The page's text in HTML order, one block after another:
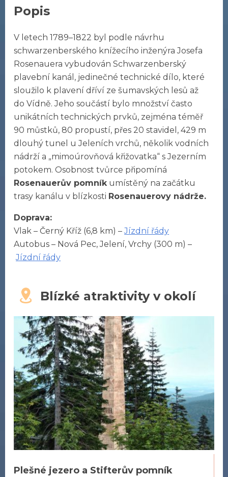
Popis
V letech 1789–1822 byl podle návrhu
schwarzenberského knížecího inženýra Josefa
Rosenauera vybudován Schwarzenberský
plavební kanál, jedinečné technické dílo, které
sloužilo k plavení dříví ze šumavských lesů až
do Vídně. Jeho součástí bylo množství často
unikátních technických prvků, zejména téměř
90 můstků, 80 propustí, přes 20 stavidel, 429 m
dlouhý tunel u Jeleních vrchů, několik vodních
nádrží a „mimoúrovňová křižovatka“ s Jezerním
potokem. Osobnost tvůrce připomíná
Rosenauerův pomník umístěný na začátku
trasy kanálu v blízkosti Rosenauerovy nádrže.
Doprava:
Vlak – Černý Kříž (6,8 km) –Jízdní řády
Autobus – Nová Pec, Jelení, Vrchy (300 m) –
Jízdní řády
Blízké atraktivity v okolí
Plešné jezero a Stifterův pomník